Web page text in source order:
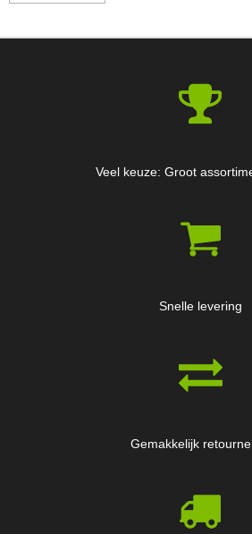
Veel keuze: Groot
Snelle levering
Gemakkelijk